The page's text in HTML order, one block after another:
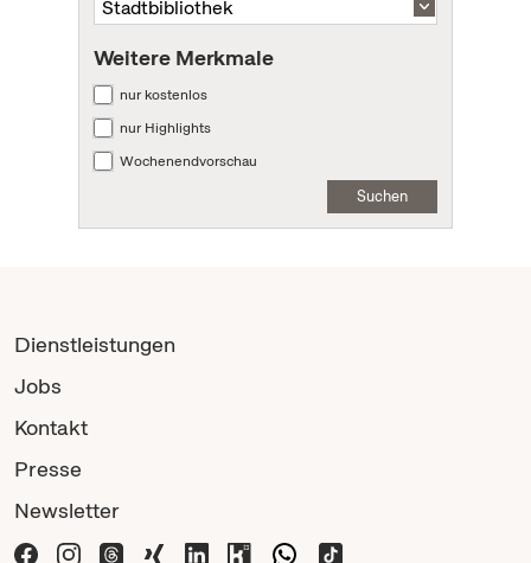
Weitere Merkmale
nur kostenlos
nur Highlights
Wochenendvorschau
Suchen
Dienstleistungen
Jobs
Kontakt
Presse
Newsletter